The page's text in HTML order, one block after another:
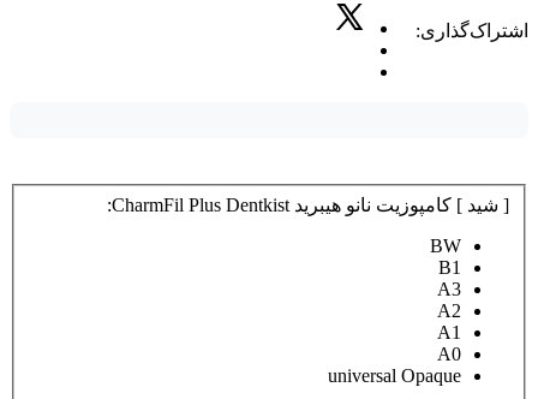
اشتراک‌گذاری:
[ شید ] کامپوزیت نانو هیبرید CharmFil Plus Dentkist:
BW
B1
A3
A2
A1
A0
universal Opaque